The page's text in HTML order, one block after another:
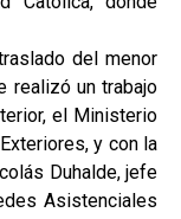
del menor
realizó un trabajo
el Ministerio
y con la
Duhalde, jefe
Asistenciales